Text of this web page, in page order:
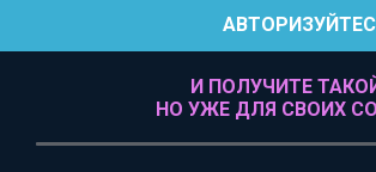
И ПОЛУЧИТЕ
НО УЖЕ ДЛЯ СВОИХ